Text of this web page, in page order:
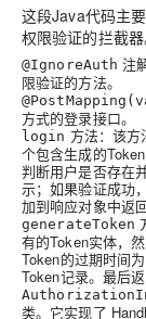
这段Java代码主
权限验证的拦截器
@IgnoreAuth 注
限验证的方法。
方式的登录接口。
login 方法：该方
个包含生成的
判断用户是否存在
示；如果验证成功
加到响应对象中返回
generateToken
有的Token实体，
Token的过期时间
Token记录。最后
类。它实现了